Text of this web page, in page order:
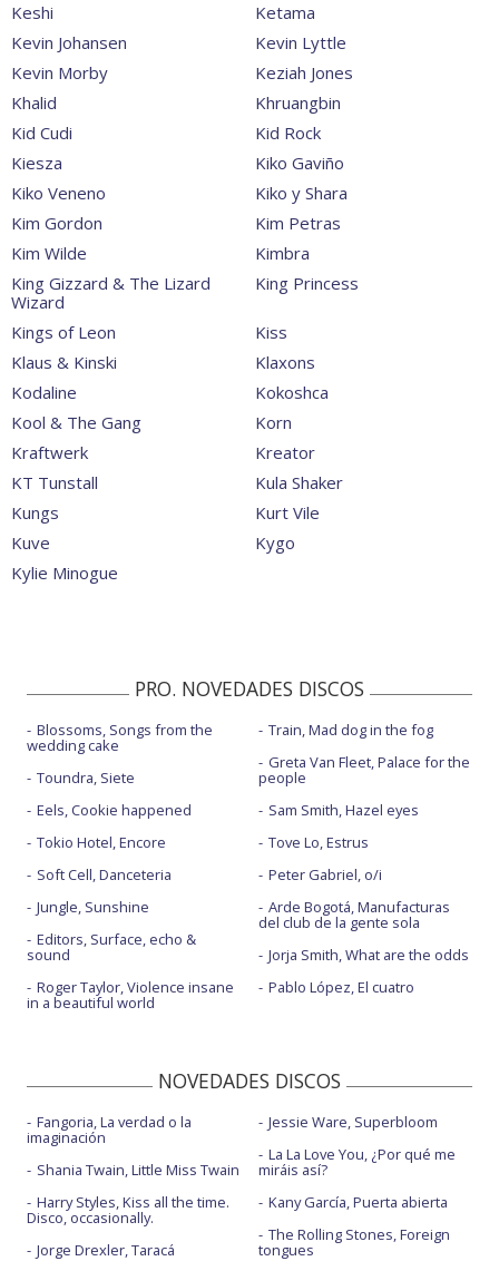
Keshi
Ketama
Kevin Johansen
Kevin Lyttle
Kevin Morby
Keziah Jones
Khalid
Khruangbin
Kid Cudi
Kid Rock
Kiesza
Kiko Gaviño
Kiko Veneno
Kiko y Shara
Kim Gordon
Kim Petras
Kim Wilde
Kimbra
King Gizzard & The Lizard
Wizard
King Princess
Kings of Leon
Kiss
Klaus & Kinski
Klaxons
Kodaline
Kokoshca
Kool & The Gang
Korn
Kraftwerk
Kreator
KT Tunstall
Kula Shaker
Kungs
Kurt Vile
Kuve
Kygo
Kylie Minogue
PRO. NOVEDADES DISCOS
Blossoms, Songs from the
wedding cake
Toundra, Siete
Eels, Cookie happened
Tokio Hotel, Encore
Soft Cell, Danceteria
Jungle, Sunshine
Editors, Surface, echo &
sound
Roger Taylor, Violence insane
in a beautiful world
Train, Mad dog in the fog
Greta Van Fleet, Palace for the
people
Sam Smith, Hazel eyes
Tove Lo, Estrus
Peter Gabriel, o/i
Arde Bogotá, Manufacturas
del club de la gente sola
Jorja Smith, What are the odds
Pablo López, El cuatro
NOVEDADES DISCOS
Fangoria, La verdad o la
imaginación
Shania Twain, Little Miss Twain
Harry Styles, Kiss all the time.
Disco, occasionally.
Jorge Drexler, Taracá
Jessie Ware, Superbloom
La La Love You, ¿Por qué me
miráis así?
Kany García, Puerta abierta
The Rolling Stones, Foreign
tongues